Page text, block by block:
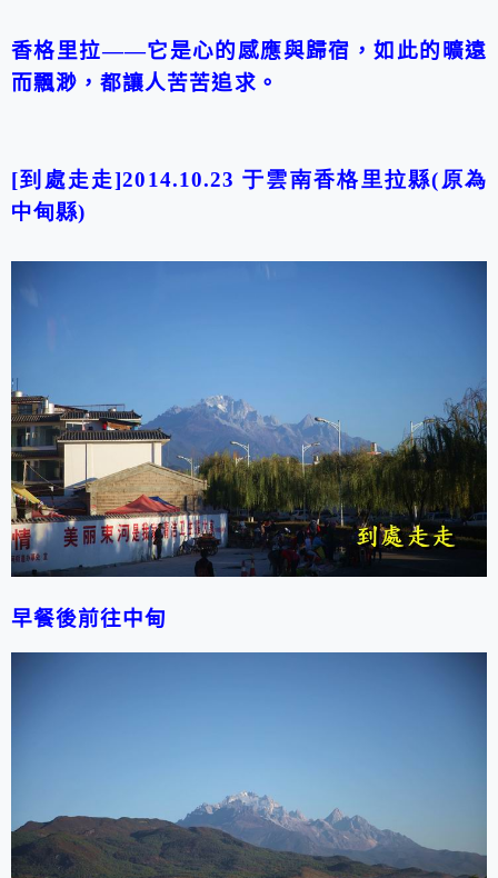
香格里拉——它是心的感應與歸宿，如此的曠遠
而飄渺，都讓人苦苦追求。
[到處走走]2014.10.23 于雲南香格里拉縣(原為
中甸縣)
早餐後前往中甸